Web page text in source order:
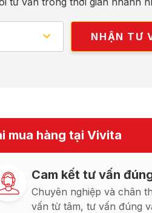
mua hàng tại Vivita
Cam kết tư vấn
Chuyên nghiệp và chân
vấn từ tâm, tư vấn đúng